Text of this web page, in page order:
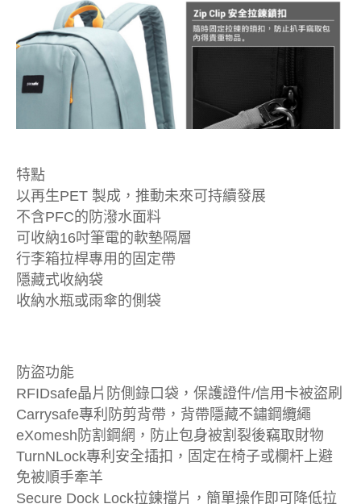
特點
以再生PET 製成，推動未來可持續發展
不含PFC的防潑水面料
可收納16吋筆電的軟墊隔層
行李箱拉桿專用的固定帶
隱藏式收納袋
收納水瓶或雨傘的側袋
防盜功能
RFIDsafe晶片防側錄口袋，保護證件/信用卡被盜刷
Carrysafe專利防剪背帶，背帶隱藏不鏽鋼纜繩
eXomesh防割鋼網，防止包身被割裂後竊取財物
TurnNLock專利安全插扣，固定在椅子或欄杆上避
免被順手牽羊
Secure Dock Lock拉鍊擋片，簡單操作即可降低拉